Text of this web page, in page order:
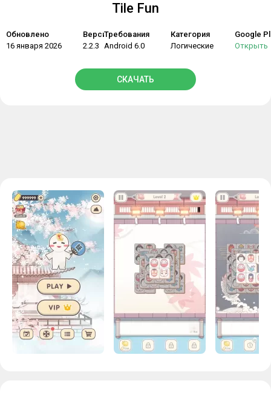
Tile Fun
Обновлено
16 января 2026
Версия
2.2.3
Требования
Android 6.0
Категория
Логические
Google
Открыть
СКАЧАТЬ